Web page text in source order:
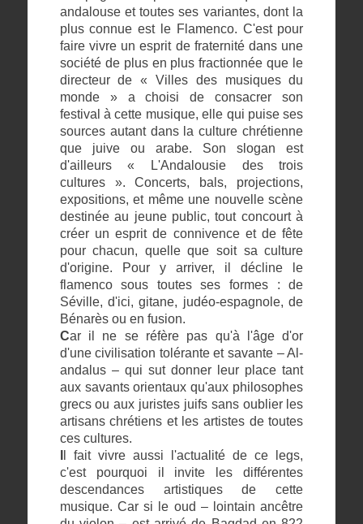
andalouse et toutes ses variantes, dont la
plus connue est le Flamenco. C'est pour
faire vivre un esprit de fraternité dans une
société de plus en plus fractionnée que le
directeur de « Villes des musiques du
monde » a choisi de consacrer son
festival à cette musique, elle qui puise ses
sources autant dans la culture chrétienne
que juive ou arabe. Son slogan est
d'ailleurs « L'Andalousie des trois
cultures ». Concerts, bals, projections,
expositions, et même une nouvelle scène
destinée au jeune public, tout concourt à
créer un esprit de connivence et de fête
pour chacun, quelle que soit sa culture
d'origine. Pour y arriver, il décline le
flamenco sous toutes ses formes : de
Séville, d'ici, gitane, judéo-espagnole, de
Bénarès ou en fusion.
Car il ne se réfère pas qu'à l'âge d'or
d'une civilisation tolérante et savante – Al-
andalus – qui sut donner leur place tant
aux savants orientaux qu'aux philosophes
grecs ou aux juristes juifs sans oublier les
artisans chrétiens et les artistes de toutes
ces cultures.
l fait vivre aussi l'actualité de ce legs,
c'est pourquoi il invite les différentes
descendances artistiques de cette
musique. Car si le oud – lointain ancêtre